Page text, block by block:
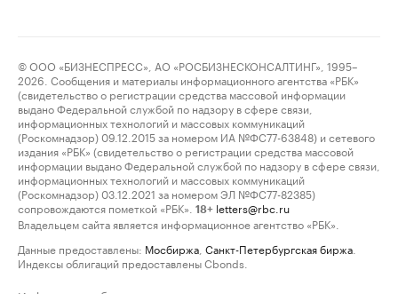
© ООО «БИЗНЕСПРЕСС», АО «РОСБИЗНЕСКОНСАЛТИНГ», 1995–
2026. Сообщения и материалы информационного агентства «РБК»
(свидетельство о регистрации средства массовой информации
выдано Федеральной службой по надзору в сфере связи,
информационных технологий и массовых коммуникаций
(Роскомнадзор) 09.12.2015 за номером ИА №ФС77-63848) и сетевого
издания «РБК» (свидетельство о регистрации средства массовой
информации выдано Федеральной службой по надзору в сфере связи,
информационных технологий и массовых коммуникаций
(Роскомнадзор) 03.12.2021 за номером ЭЛ №ФС77-82385)
сопровождаются пометкой «РБК».
18+ letters@rbc.ru
Владельцем сайта является информационное агентство «РБК».
Данные предоставлены: Мосбиржа Санкт-Петербургская биржа
Индексы облигаций предоставлены Cbonds.